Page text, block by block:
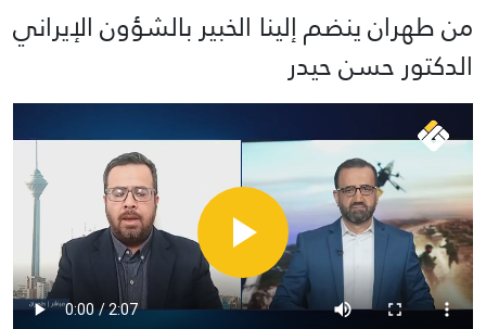
من طهران ينضم إلينا الخبير بالشؤون الإيراني
الدكتور حسن حيدر